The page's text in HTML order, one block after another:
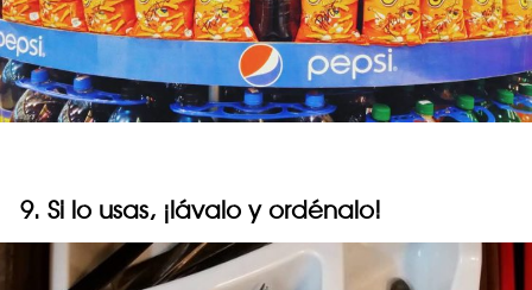
9. Si lo usas, ¡lávalo y ordénalo!